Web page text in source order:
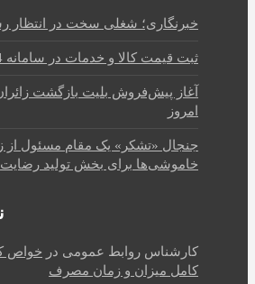
خبرنگاری؛ شغلی سخت در انتظار
ثبت قیمت کالا و خدمات در سامانه 124 الزامی شد
آغاز پیش‌فروش بلیت بازگشت
امروز
جنجال «تشکر» یک مقام مسئول از
خاموشی‌ها برای بخش تولید
کارشناس روابط عمومی در خواص
کامل میزان و زمان مصرف